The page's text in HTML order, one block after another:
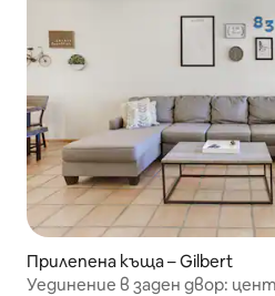
Прилепена къща – Gilbert
Уединение в заден двор: